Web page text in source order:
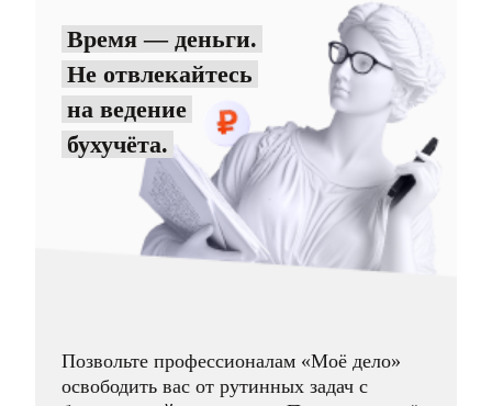
Время — деньги.
Не отвлекайтесь
на ведение
бухучёта.
Позвольте профессионалам «Моё дело»
освободить вас от рутинных задач с